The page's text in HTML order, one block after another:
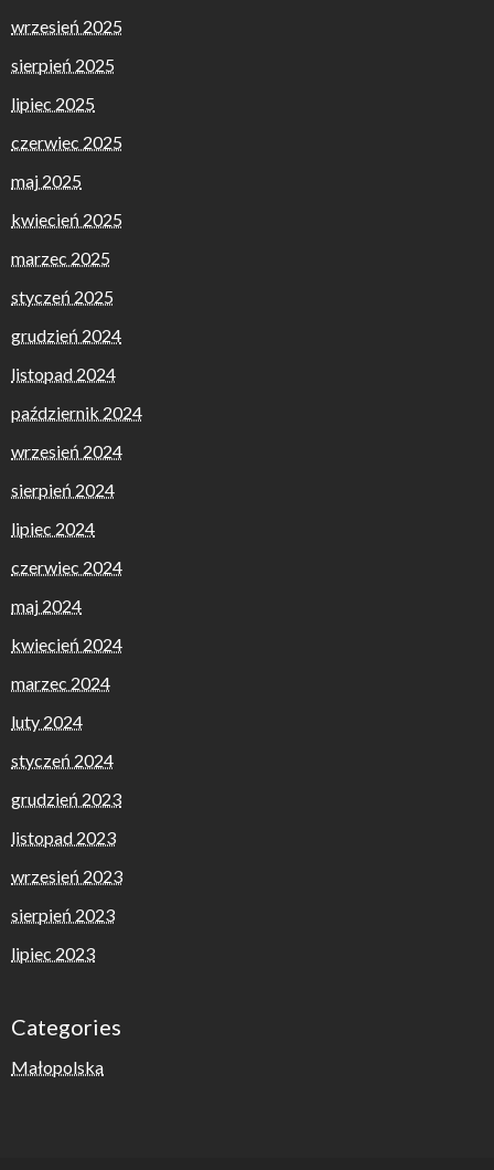
wrzesień 2025
sierpień 2025
lipiec 2025
czerwiec 2025
maj 2025
kwiecień 2025
marzec 2025
styczeń 2025
grudzień 2024
listopad 2024
październik 2024
wrzesień 2024
sierpień 2024
lipiec 2024
czerwiec 2024
maj 2024
kwiecień 2024
marzec 2024
luty 2024
styczeń 2024
grudzień 2023
listopad 2023
wrzesień 2023
sierpień 2023
lipiec 2023
Categories
Małopolska